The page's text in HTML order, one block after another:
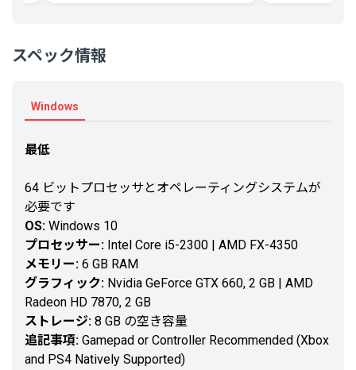
スペック情報
Windows
最低
64 ビットプロセッサとオペレーティングシステムが
必要です
OS: Windows 10
プロセッサー: Intel Core i5-2300 | AMD FX-4350
メモリー: 6 GB RAM
グラフィック: Nvidia GeForce GTX 660, 2 GB | AMD
Radeon HD 7870, 2 GB
ストレージ: 8 GB の空き容量
追記事項: Gamepad or Controller Recommended (Xbox
and PS4 Natively Supported)